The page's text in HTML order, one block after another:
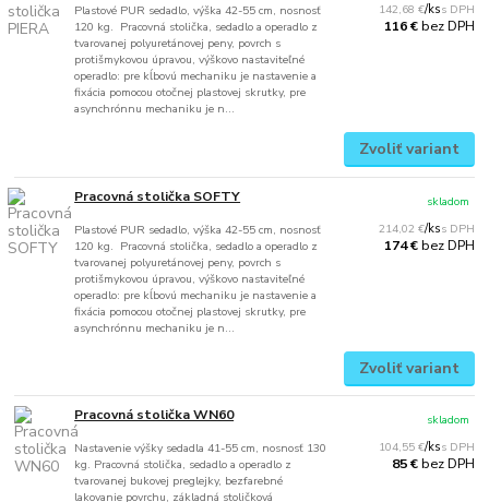
Plastové PUR sedadlo, výška 42-55 cm, nosnosť
120 kg. Pracovná stolička, sedadlo a operadlo z
tvarovanej polyuretánovej peny, povrch s
protišmykovou úpravou, výškovo nastaviteľné
operadlo: pre kĺbovú mechaniku je nastavenie a
fixácia pomocou otočnej plastovej skrutky, pre
asynchrónnu mechaniku je n...
142,68 €/ks
116 €bez DPH
Zvoliť variant
Pracovná stolička SOFTY
Plastové PUR sedadlo, výška 42-55 cm, nosnosť
120 kg. Pracovná stolička, sedadlo a operadlo z
tvarovanej polyuretánovej peny, povrch s
protišmykovou úpravou, výškovo nastaviteľné
operadlo: pre kĺbovú mechaniku je nastavenie a
fixácia pomocou otočnej plastovej skrutky, pre
asynchrónnu mechaniku je n...
214,02 €/ks
174 €bez DPH
skladom
Zvoliť variant
Pracovná stolička WN60
Nastavenie výšky sedadla 41-55 cm, nosnosť 130
kg. Pracovná stolička, sedadlo a operadlo z
tvarovanej bukovej preglejky, bezfarebné
lakovanie povrchu, základná stoličková
104,55 €/ks
85 €bez DPH
skladom